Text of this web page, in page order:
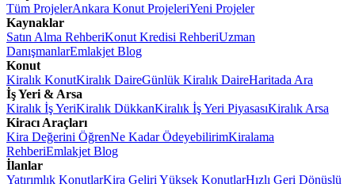
Tüm ProjelerAnkara Konut ProjeleriYeni Projeler
Kaynaklar
Satın Alma RehberiKonut Kredisi RehberiUzman
DanışmanlarEmlakjet Blog
Konut
Kiralık KonutKiralık DaireGünlük Kiralık DaireHaritada Ara
İş Yeri & Arsa
Kiralık İş YeriKiralık DükkanKiralık İş Yeri PiyasasıKiralık Arsa
Kiracı Araçları
Kira Değerini ÖğrenNe Kadar ÖdeyebilirimKiralama
RehberiEmlakjet Blog
İlanlar
Yatırımlık KonutlarKira Geliri Yüksek KonutlarHızlı Geri Dönüşlü